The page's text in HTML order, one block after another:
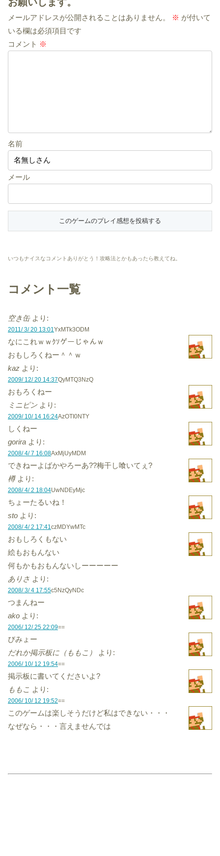
メールアドレスが公開されることはありません。 ※ が付いて
いる欄は必須項目です
コメント ※
名前
メール
いつもナイスなコメントありがとう！攻略法とかもあったら教えてね。
コメント一覧
空き缶 より:
2011/ 3/ 20 13:01 YxMTk3ODM
なにこれｗｗｸｿゲーじゃんｗ
おもしろくねー＾＾ｗ
kaz より:
2009/ 12/ 20 14:37QyMTQ3NzQ
おもろくねー
ミニピン より:
2009/ 10/ 14 16:24AzOTI0NTY
しくねー
gorira より:
2008/ 4/ 7 16:08AxMjUyMDM
できねーよばかやろーあ??梅干し喰いてぇ?
樽 より:
2008/ 4/ 2 18:04UwNDEyMjc
ちょーたるいね！
sto より:
2008/ 4/ 2 17:41 czMDYwMTc
おもしろくもない
絵もおもんない
何もかもおもんないしーーーーー
ありさ より:
2008/ 3/ 4 17:55c5NzQyNDc
つまんねー
ako より:
2006/ 12/ 25 22:09==
びみょー
だれか掲示板に（ももこ）
より:
2006/ 10/ 12 19:54==
掲示板に書いてくださいよ?
ももこ より:
2006/ 10/ 12 19:52==
このゲームは楽しそうだけど私はできない・・・
なぜなら・・・言えませんでは